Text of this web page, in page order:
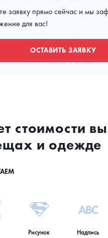
заявку прямо сейчас и мы
для вас!
ОСТАВИТЬ ЗАЯВКУ
стоимости
и одежде
Рисунок Надпись